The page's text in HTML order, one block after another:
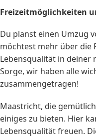
Freizeitmöglichkeiten
Du planst einen Umzug
möchtest mehr über die
Lebensqualität in deiner
Sorge, wir haben alle
zusammengetragen!
Maastricht, die
einiges zu bieten. Hier
Lebensqualität freuen.